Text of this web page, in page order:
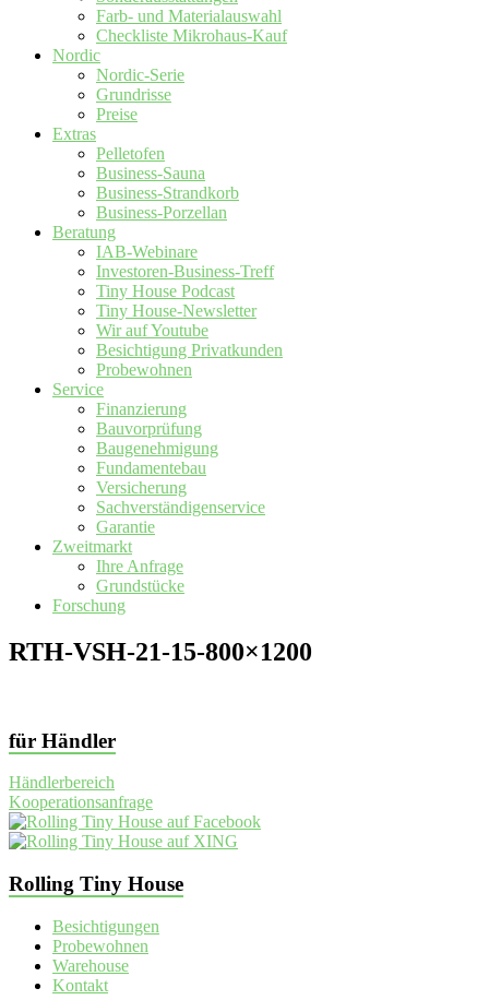
Farb- und Materialauswahl
Checkliste Mikrohaus-Kauf
Nordic
Nordic-Serie
Grundrisse
Preise
Extras
Pelletofen
Business-Sauna
Business-Strandkorb
Business-Porzellan
Beratung
IAB-Webinare
Investoren-Business-Treff
Tiny House Podcast
Tiny House-Newsletter
Wir auf Youtube
Besichtigung Privatkunden
Probewohnen
Service
Finanzierung
Bauvorprüfung
Baugenehmigung
Fundamentebau
Versicherung
Sachverständigenservice
Garantie
Zweitmarkt
Ihre Anfrage
Grundstücke
Forschung
RTH-VSH-21-15-800×1200
für Händler
Händlerbereich
Kooperationsanfrage
Rolling Tiny House
Besichtigungen
Probewohnen
Warehouse
Kontakt